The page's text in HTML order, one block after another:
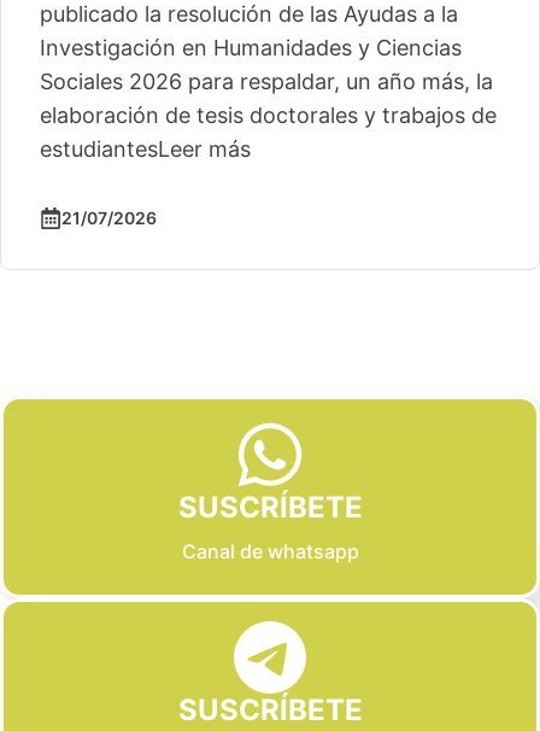
publicado la resolución de las Ayudas a la
Investigación en Humanidades y Ciencias
Sociales 2026 para respaldar, un año más, la
elaboración de tesis doctorales y trabajos de
estudiantesLeer más
21/07/2026
SUSCRÍBETE
Canal de whatsapp
SUSCRÍBETE